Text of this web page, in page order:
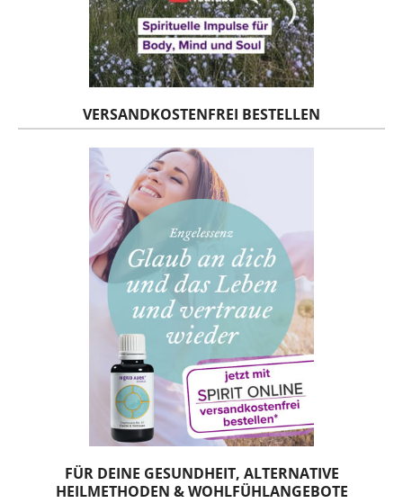
VERSANDKOSTENFREI BESTELLEN
FÜR DEINE GESUNDHEIT, ALTERNATIVE
HEILMETHODEN & WOHLFÜHLANGEBOTE